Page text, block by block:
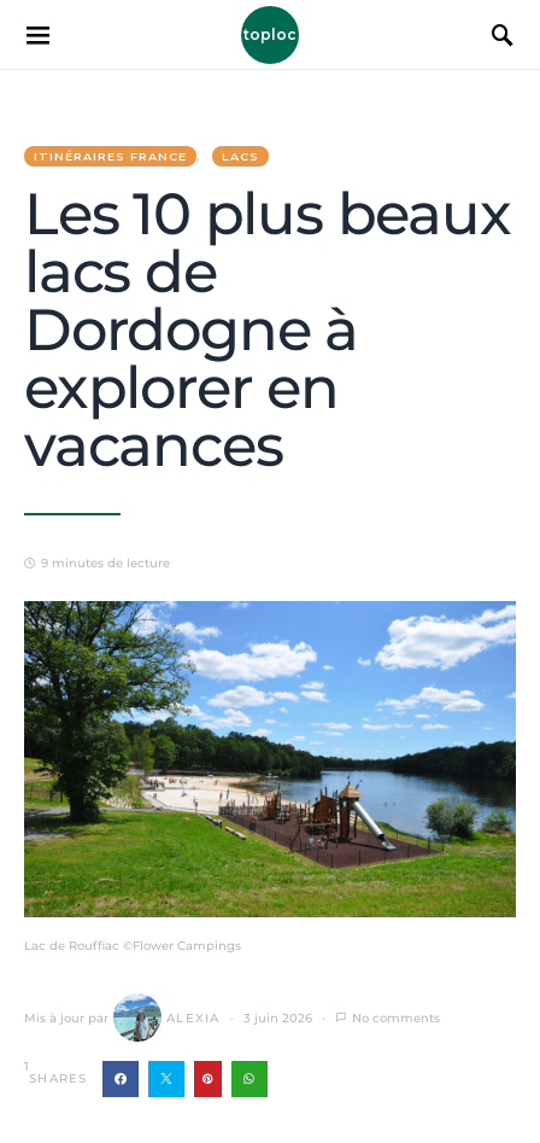
toploc
ITINÉRAIRES FRANCE LACS
Les 10 plus beaux
lacs de
Dordogne à
explorer en
vacances
9 minutes de lecture
Lac de Rouffiac ©Flower Campings
Mis à jour par ALEXIA 3 juin 2026 No comments
1
SHARES